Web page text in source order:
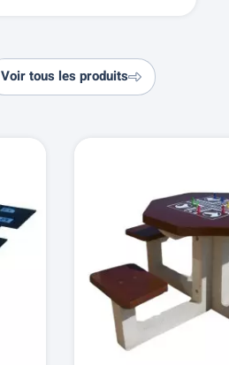
Voir tous les produits